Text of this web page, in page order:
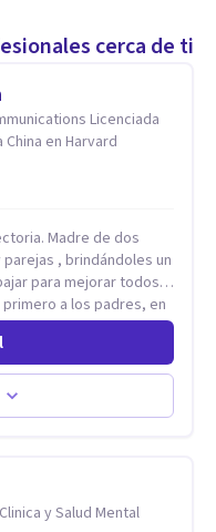
cerca de ti
Licenciada
Filosofia China en Harvard
Madre de dos
para mejorar todos
personal,
un espacio de
y Salud Mental